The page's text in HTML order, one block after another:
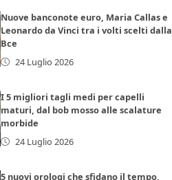
Nuove banconote euro, Maria Callas e
Leonardo da Vinci tra i volti scelti dalla
Bce
24 Luglio 2026
I 5 migliori tagli medi per capelli
maturi, dal bob mosso alle scalature
morbide
24 Luglio 2026
5 nuovi orologi che sfidano il tempo,